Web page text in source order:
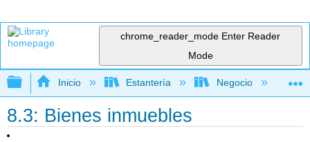
chrome_reader_mode Enter Reader
Mode
Expandir/contraer jerarquía global
Inicio Estantería Negocio
8.3: Bienes inmuebles